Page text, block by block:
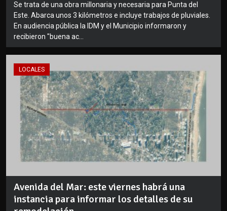
Se trata de una obra millonaria y necesaria para Punta del
Este. Abarca unos 3 kilómetros e incluye trabajos de pluviales.
En audiencia pública la IDM y el Municipio informaron y
recibieron "buena ac...
LOCALES
Avenida del Mar: este viernes habrá una
instancia para informar los detalles de su